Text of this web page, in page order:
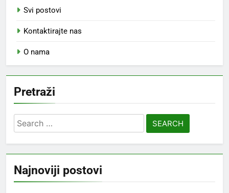
Svi postovi
Kontaktirajte nas
O nama
Pretraži
Search
for:
Najnoviji postovi